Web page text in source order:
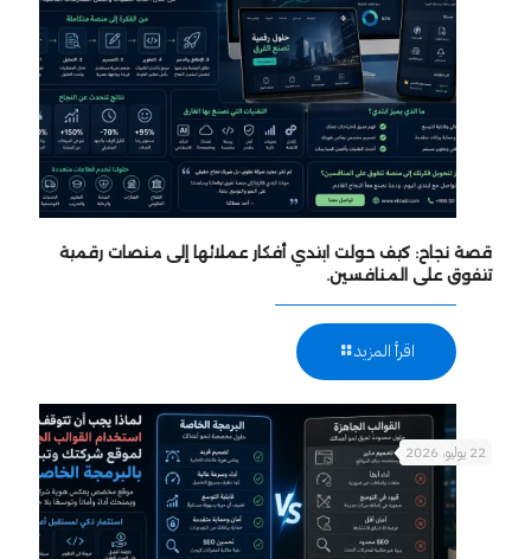
قصة نجاح: كيف حولت ابتدي أفكار عملائها إلى منصات رقمية
تتفوق على المنافسين.
اقرأ المزيد
22 يوليو، 2026